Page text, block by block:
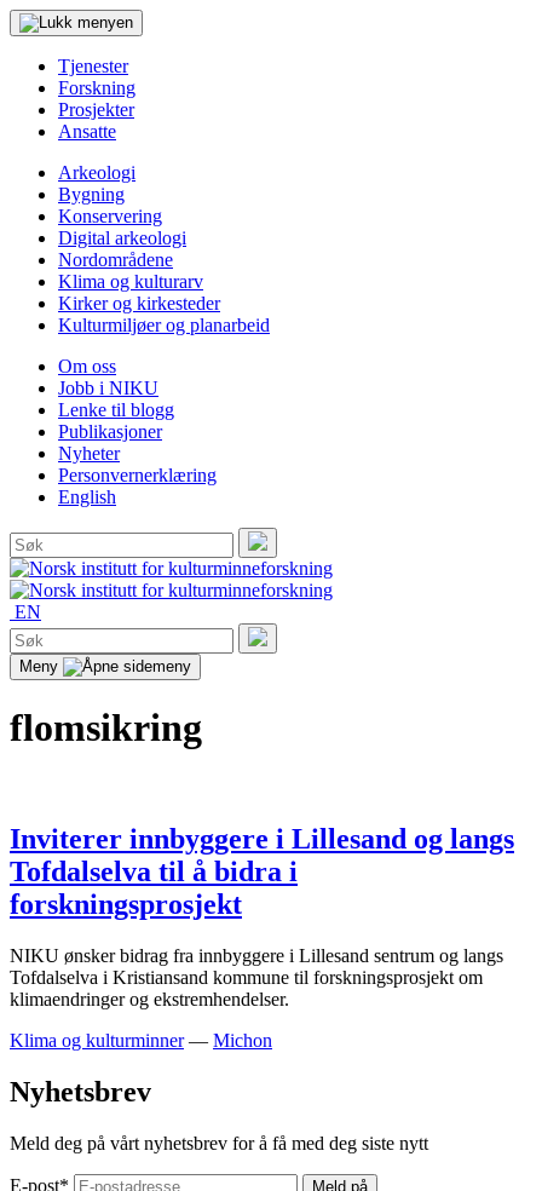
Tjenester
Forskning
Prosjekter
Ansatte
Arkeologi
Bygning
Konservering
Digital arkeologi
Nordområdene
Klima og kulturarv
Kirker og kirkesteder
Kulturmiljøer og planarbeid
Om oss
Jobb i NIKU
Lenke til blogg
Publikasjoner
Nyheter
Personvernerklæring
English
Søk
etter:
Søk
EN
Søk
etter:
Søk
Meny
flomsikring
Inviterer innbyggere i Lillesand og langs
Tofdalselva til å bidra i
forskningsprosjekt
NIKU ønsker bidrag fra innbyggere i Lillesand sentrum og langs
Tofdalselva i Kristiansand kommune til forskningsprosjekt om
klimaendringer og ekstremhendelser.
Klima og kulturminner — Michon
Nyhetsbrev
Meld deg på vårt nyhetsbrev for å få med deg siste nytt
E-post*